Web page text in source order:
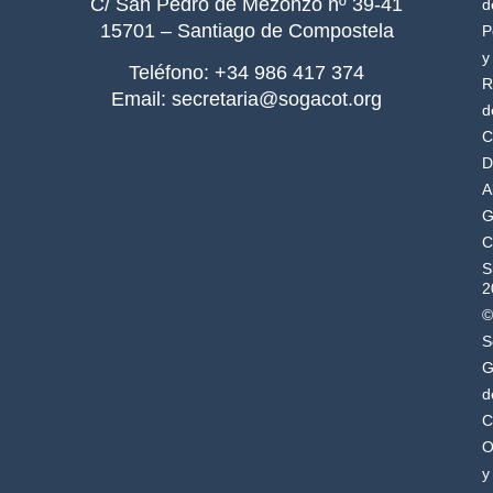
15701 – Santiago de Compostela
Teléfono: +34 986 417 374
Email: secretaria@sogacot.org
y
©
y